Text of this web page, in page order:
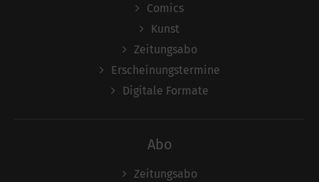
Comics
Kunst
Zeitungsabo
Erscheinungstermine
Digitale Formate
Abo
Zeitungsabo